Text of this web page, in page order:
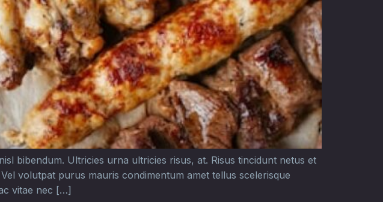
bibendum. Ultricies urna ultricies risus, at. Risus tincidunt netus et
volutpat purus mauris condimentum amet tellus scelerisque
vitae nec […]